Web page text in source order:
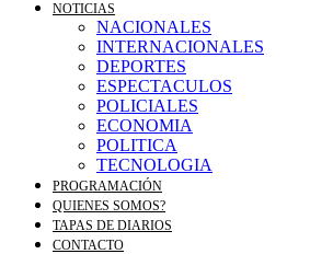
NOTICIAS
NACIONALES
INTERNACIONALES
DEPORTES
ESPECTACULOS
POLICIALES
ECONOMIA
POLITICA
TECNOLOGIA
PROGRAMACIÓN
QUIENES SOMOS?
TAPAS DE DIARIOS
CONTACTO